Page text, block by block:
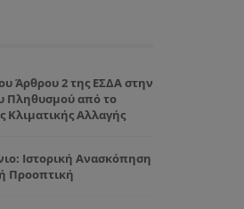
Άρθρου 2 της ΕΣΔΑ στην
Πληθυσμού από το
Κλιματικής Αλλαγής
Ιστορική Ανασκόπηση
Προοπτική